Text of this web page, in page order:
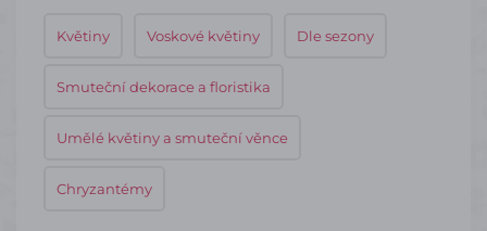
Květiny Voskové květiny Dle sezony
Smuteční dekorace a floristika
Umělé květiny a smuteční věnce
Chryzantémy